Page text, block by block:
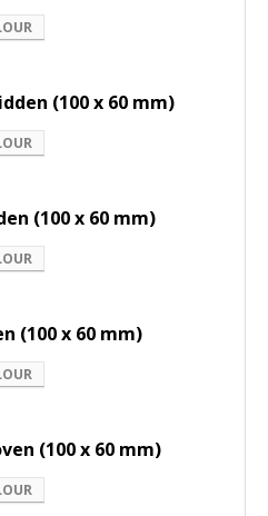
(100 x 60 mm)
(100 x 60 mm)
(100 x 60 mm)
(100 x 60 mm)